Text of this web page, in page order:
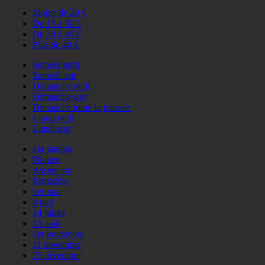
Moins de 20 €
De 15 à 30 €
De 30 à 40 €
Plus de 40 €
Samedi midi
Samedi soir
Dimanche midi
Dimanche soir
Dimanche toute la journée
Lundi midi
Lundi soir
1er janvier
Pâques
Ascencion
Pentecôte
1er mai
8 mai
14 juillet
15 août
1er novembre
11 novembre
25 décembre